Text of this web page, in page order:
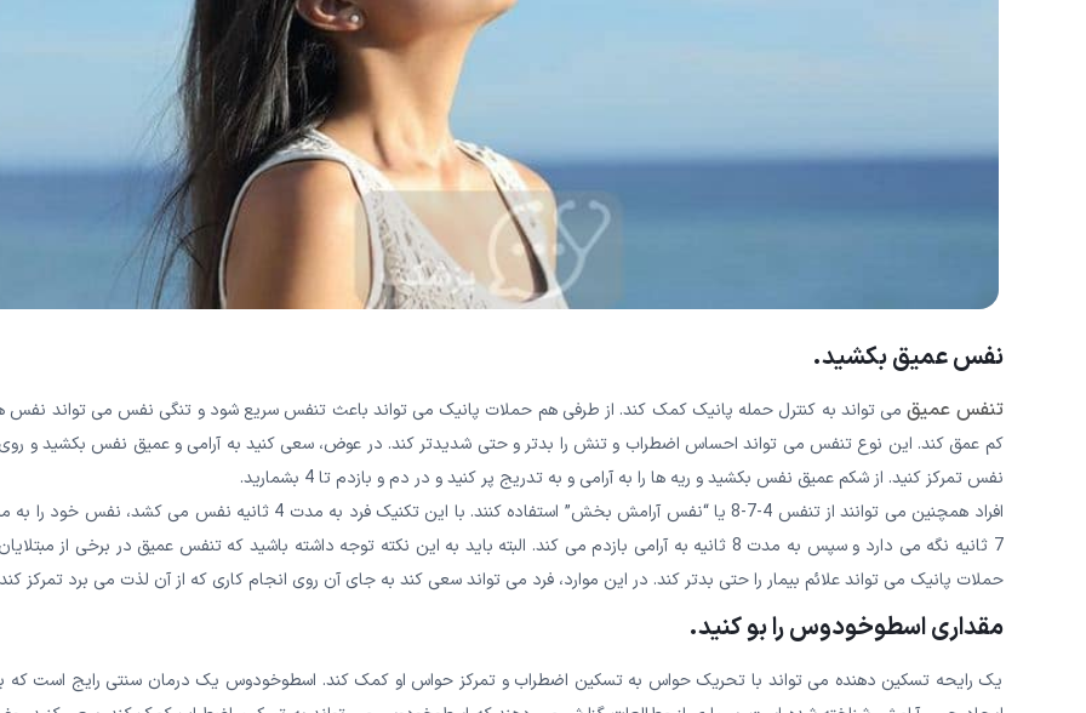
نفس عمیق بکشید.
تنفس عمیقمی تواند به کنترل حمله پانیک کمک کند. از طرفی هم حملات پانیک می تواند باعث تنفس سریع شود و تنگی نفس می تواند نفس
کم عمق کند. این نوع تنفس می تواند احساس اضطراب و تنش را بدتر و حتی شدیدتر کند. در عوض، سعی کنید به آرامی و عمیق نفس بکشید و
نفس تمرکز کنید. از شکم عمیق نفس بکشید و ریه ها را به آرامی و به تدریج پر کنید و در دم و بازدم تا 4 بشمارید.
افراد همچنین می توانند از تنفس 4-7-8 یا “نفس آرامش بخش” استفاده کنند. با این تکنیک فرد به مدت 4 ثانیه نفس می کشد، نفس
7 ثانیه نگه می دارد و سپس به مدت 8 ثانیه به آرامی بازدم می کند. البته باید به این نکته توجه داشته باشید که تنفس عمیق در برخی از
حملات پانیک می تواند علائم بیمار را حتی بدتر کند. در این موارد، فرد می تواند سعی کند به جای آن روی انجام کاری که از آن لذت می برد تمرکز
مقداری اسطوخودوس را بو کنید.
یک رایحه تسکین دهنده می تواند با تحریک حواس به تسکین اضطراب و تمرکز حواس او کمک کند. اسطوخودوس یک درمان سنتی رایج است که